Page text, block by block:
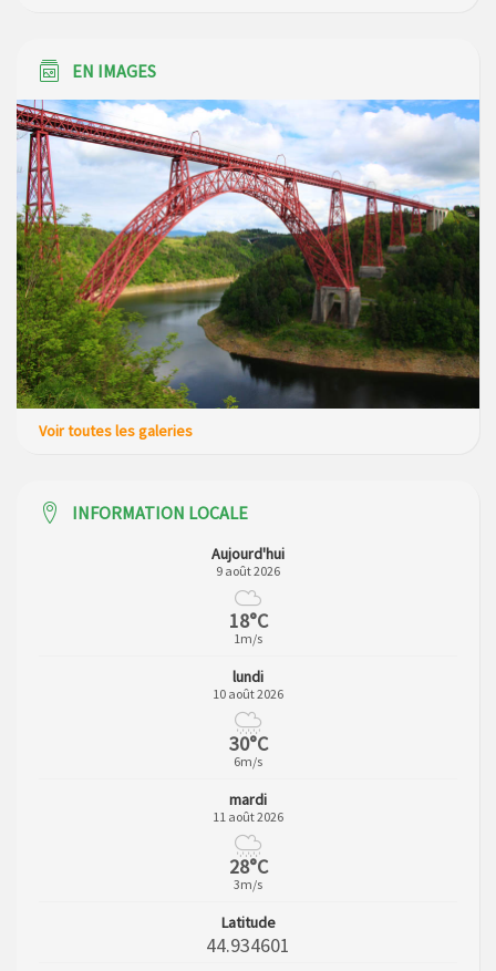
EN IMAGES
Voir toutes les galeries
INFORMATION LOCALE
Aujourd'hui
9 août 2026
18°C
1m/s
lundi
10 août 2026
30°C
6m/s
mardi
11 août 2026
28°C
3m/s
Latitude
44.934601